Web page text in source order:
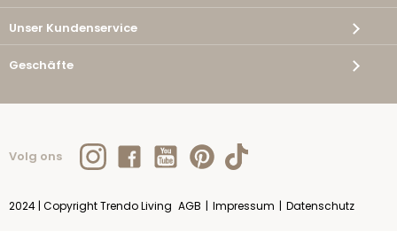
Unser Kundenservice
Geschäfte
Volg ons
2024 | Copyright Trendo Living AGB | Impressum | Datenschutz